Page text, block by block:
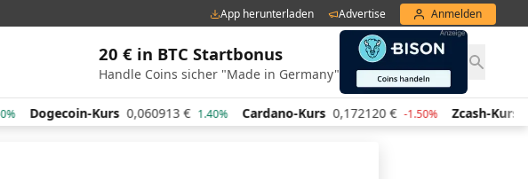
App herunterladen Advertise Anmelden
20 € in BTC Startbonus
Handle Coins sicher "Made in Germany"
Dogecoin-Kurs 0,060913 € 1.40% Cardano-Kurs 0,172120 € -1.50% Zcash-Kurs